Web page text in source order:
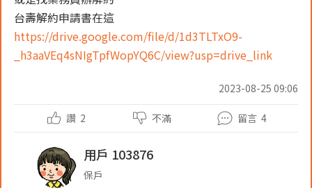
台壽解約申請書在這
https://drive.google.com/file/d/1d3TLTxO9-
_h3aaVEq4sNIgTpfWopYQ6C/view?usp=drive_link
2023-08-25 09:06
讚 2 不滿 留言 4
用戶 103876
保戶